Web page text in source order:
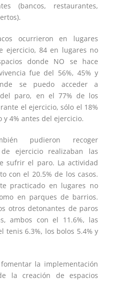
(bancos, restaurantes,
ocurrieron en lugares
ejercicio, 84 en lugares no
donde NO se hace
fue del 56%, 45% y
se puedo acceder a
paro, en el 77% de los
el ejercicio, sólo el 18%
4% antes del ejercicio.
pudieron recoger
ejercicio realizaban las
sufrir el paro. La actividad
con el 20.5% de los casos.
practicado en lugares no
en parques de barrios.
otros detonantes de paros
ambos con el 11.6%, las
tenis 6.3%, los bolos 5.4% y
la implementación
la creación de espacios